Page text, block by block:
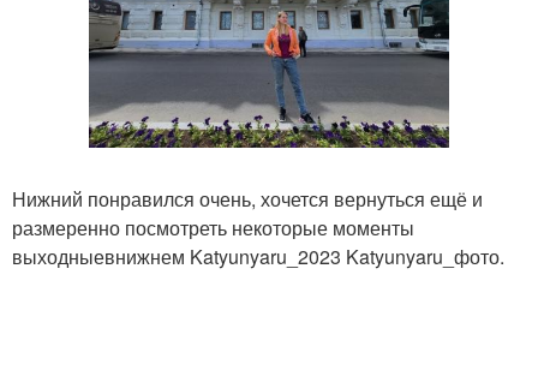
Нижний понравился очень, хочется вернуться ещё и
размеренно посмотреть некоторые моменты
выходныевнижнем Katyunyaru_2023 Katyunyaru_фото.